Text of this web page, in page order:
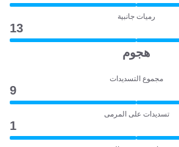
رميات جانبية
13
هجوم
مجموع التسديدات
9
تسديدات على المرمى
1